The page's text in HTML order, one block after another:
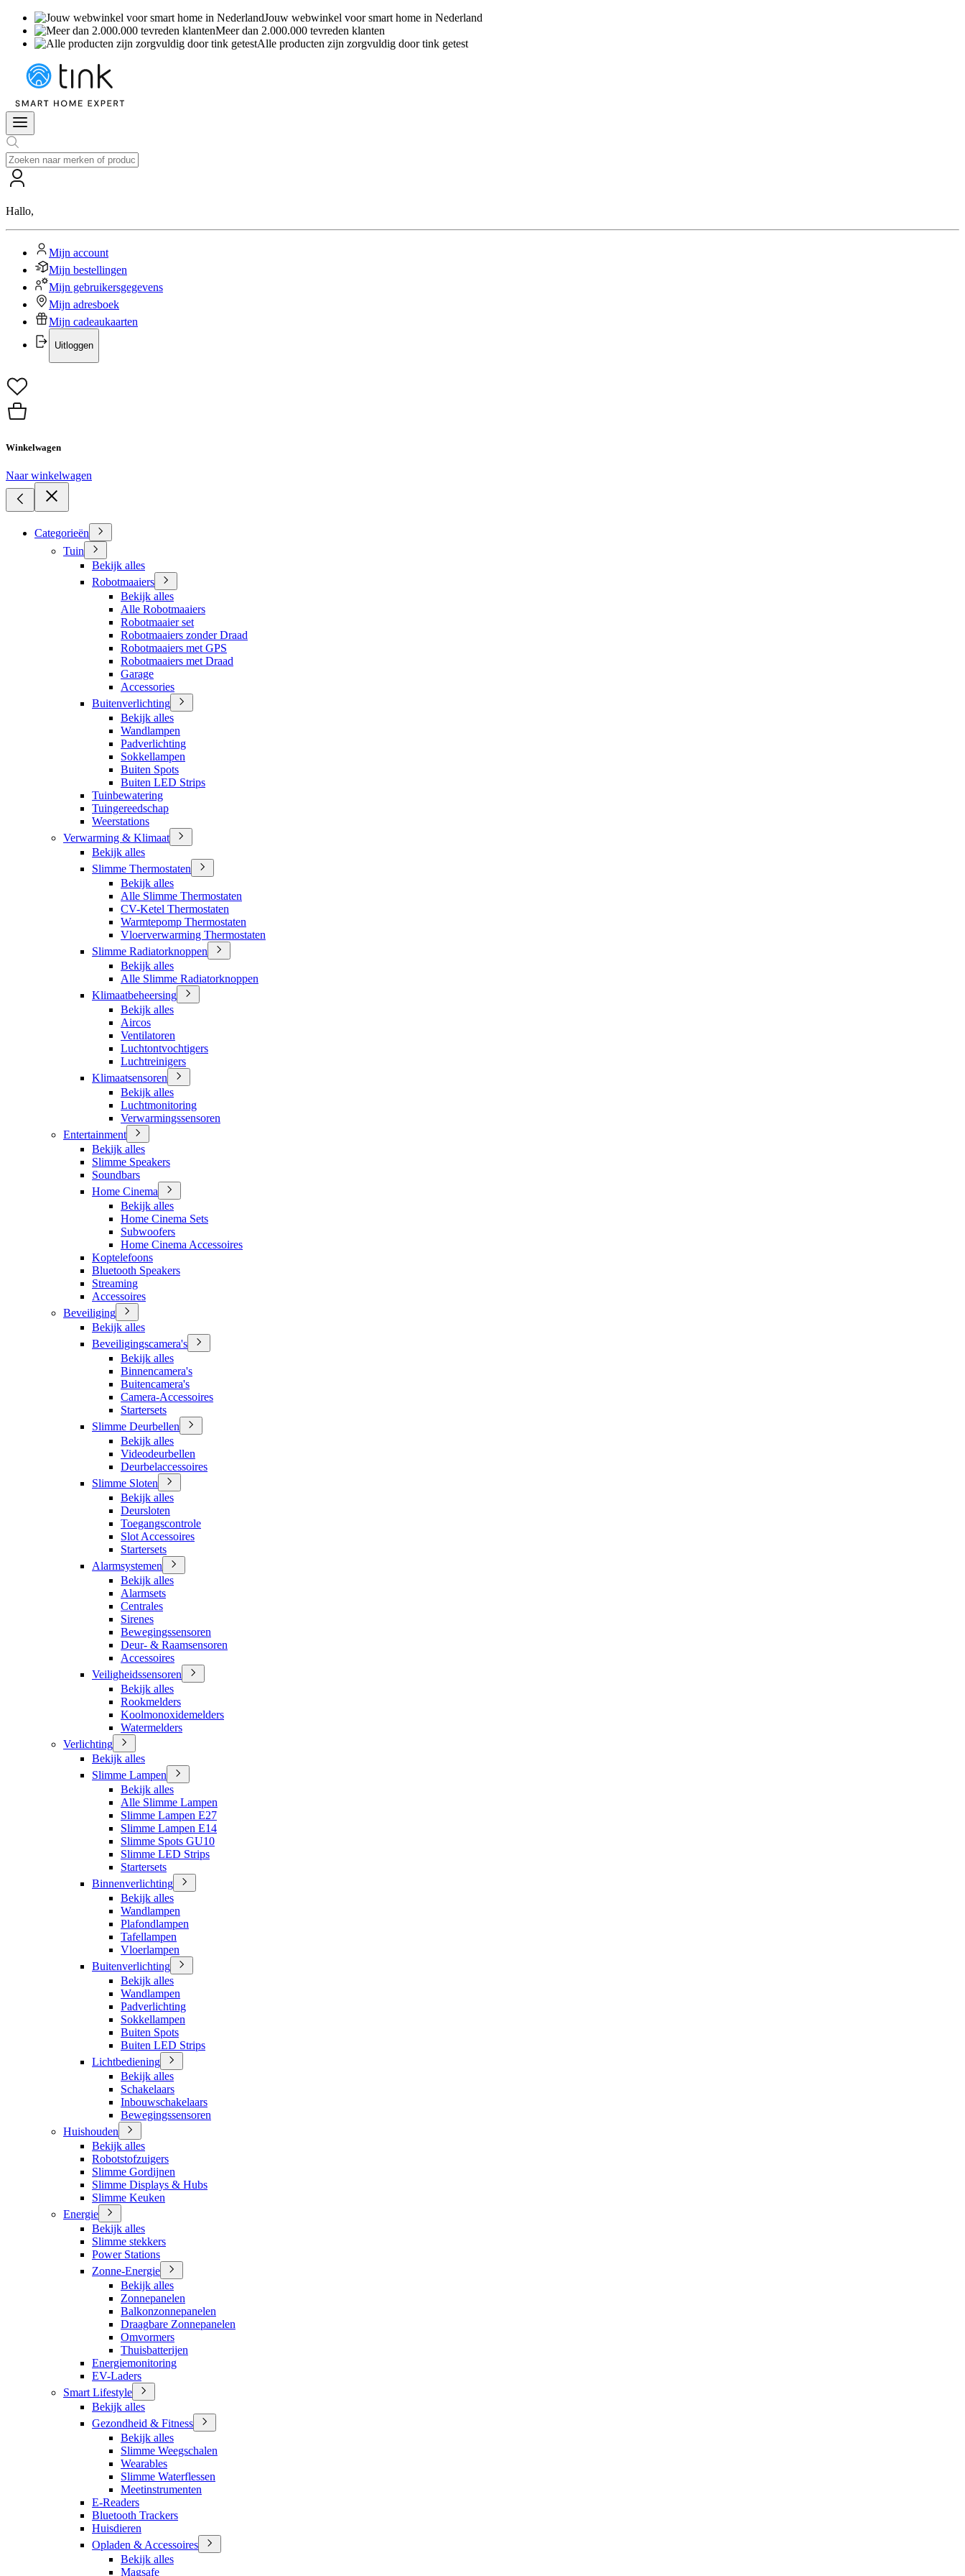
Jouw webwinkel voor smart home in Nederland
Meer dan 2.000.000 tevreden klanten
Alle producten zijn zorgvuldig door tink getest
Hallo,
Mijn account
Mijn bestellingen
Mijn gebruikersgegevens
Mijn adresboek
Mijn cadeaukaarten
Uitloggen
Winkelwagen
Naar winkelwagen
Categorieën
Tuin
Bekijk alles
Robotmaaiers
Bekijk alles
Alle Robotmaaiers
Robotmaaier set
Robotmaaiers zonder Draad
Robotmaaiers met GPS
Robotmaaiers met Draad
Garage
Accessories
Buitenverlichting
Bekijk alles
Wandlampen
Padverlichting
Sokkellampen
Buiten Spots
Buiten LED Strips
Tuinbewatering
Tuingereedschap
Weerstations
Verwarming & Klimaat
Bekijk alles
Slimme Thermostaten
Bekijk alles
Alle Slimme Thermostaten
CV-Ketel Thermostaten
Warmtepomp Thermostaten
Vloerverwarming Thermostaten
Slimme Radiatorknoppen
Bekijk alles
Alle Slimme Radiatorknoppen
Klimaatbeheersing
Bekijk alles
Aircos
Ventilatoren
Luchtontvochtigers
Luchtreinigers
Klimaatsensoren
Bekijk alles
Luchtmonitoring
Verwarmingssensoren
Entertainment
Bekijk alles
Slimme Speakers
Soundbars
Home Cinema
Bekijk alles
Home Cinema Sets
Subwoofers
Home Cinema Accessoires
Koptelefoons
Bluetooth Speakers
Streaming
Accessoires
Beveiliging
Bekijk alles
Beveiligingscamera's
Bekijk alles
Binnencamera's
Buitencamera's
Camera-Accessoires
Startersets
Slimme Deurbellen
Bekijk alles
Videodeurbellen
Deurbelaccessoires
Slimme Sloten
Bekijk alles
Deursloten
Toegangscontrole
Slot Accessoires
Startersets
Alarmsystemen
Bekijk alles
Alarmsets
Centrales
Sirenes
Bewegingssensoren
Deur- & Raamsensoren
Accessoires
Veiligheidssensoren
Bekijk alles
Rookmelders
Koolmonoxidemelders
Watermelders
Verlichting
Bekijk alles
Slimme Lampen
Bekijk alles
Alle Slimme Lampen
Slimme Lampen E27
Slimme Lampen E14
Slimme Spots GU10
Slimme LED Strips
Startersets
Binnenverlichting
Bekijk alles
Wandlampen
Plafondlampen
Tafellampen
Vloerlampen
Buitenverlichting
Bekijk alles
Wandlampen
Padverlichting
Sokkellampen
Buiten Spots
Buiten LED Strips
Lichtbediening
Bekijk alles
Schakelaars
Inbouwschakelaars
Bewegingssensoren
Huishouden
Bekijk alles
Robotstofzuigers
Slimme Gordijnen
Slimme Displays & Hubs
Slimme Keuken
Energie
Bekijk alles
Slimme stekkers
Power Stations
Zonne-Energie
Bekijk alles
Zonnepanelen
Balkonzonnepanelen
Draagbare Zonnepanelen
Omvormers
Thuisbatterijen
Energiemonitoring
EV-Laders
Smart Lifestyle
Bekijk alles
Gezondheid & Fitness
Bekijk alles
Slimme Weegschalen
Wearables
Slimme Waterflessen
Meetinstrumenten
E-Readers
Bluetooth Trackers
Huisdieren
Opladen & Accessoires
Bekijk alles
Magsafe